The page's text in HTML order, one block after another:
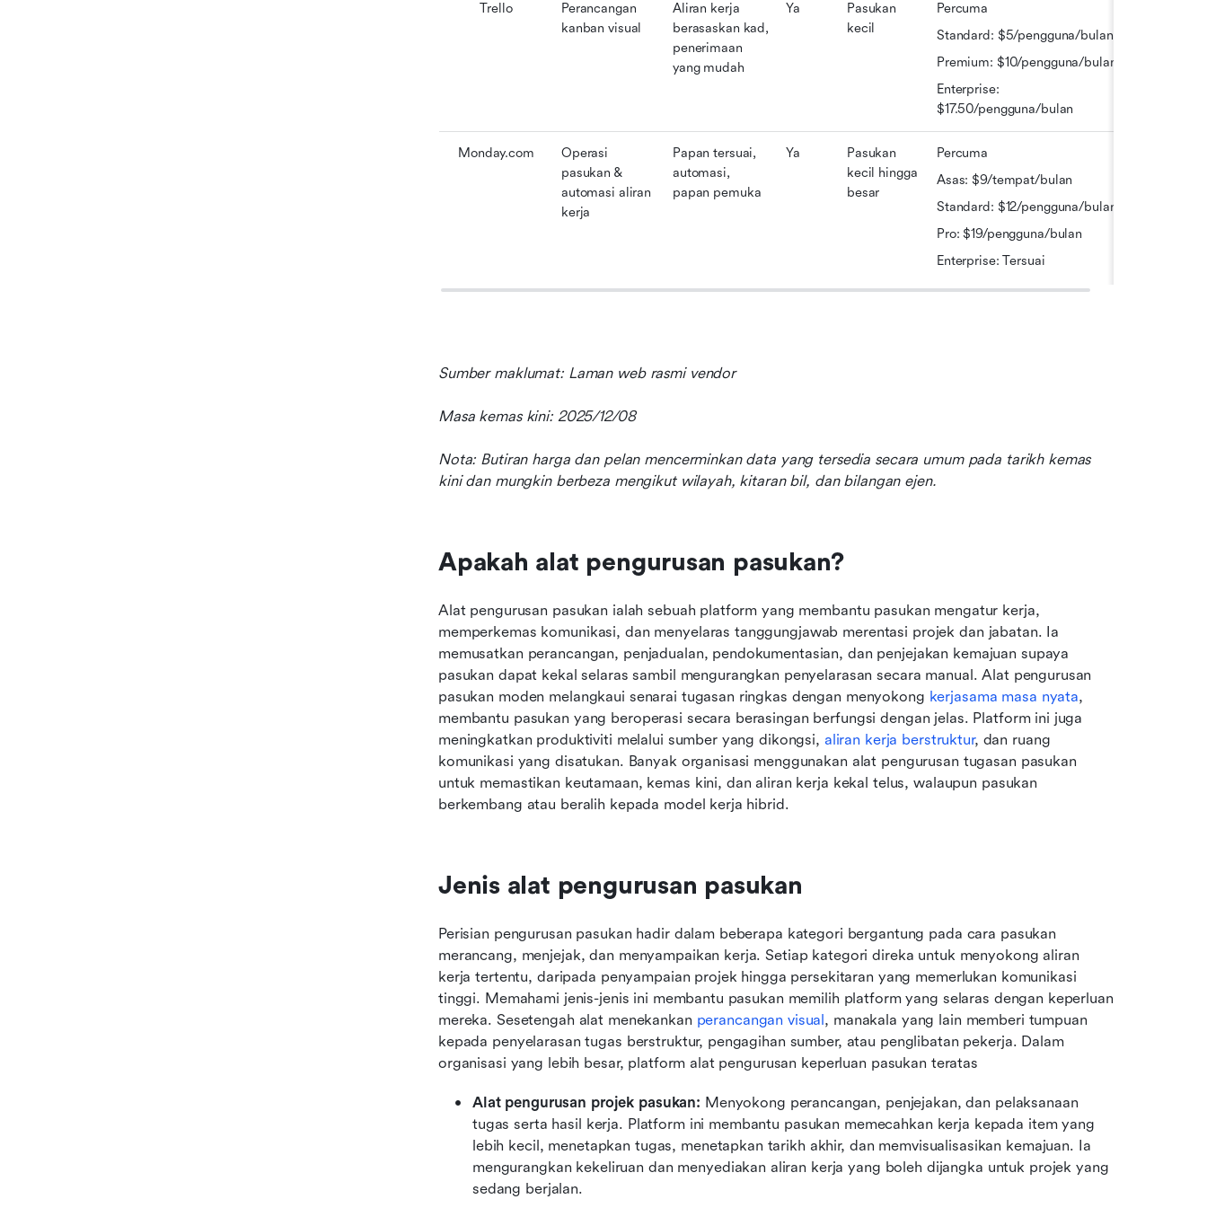
Trello
Perancangan
kanban visual
Aliran kerja
berasaskan kad,
penerimaan
yang mudah
Ya
Pasukan
kecil
Percuma
Standard: $5/pengguna/bulan
Premium: $10/pengguna/bulan
Enterprise:
$17.50/pengguna/bulan
Monday.com
Operasi
pasukan &
automasi aliran
kerja
Papan tersuai,
automasi,
papan pemuka
Ya
Pasukan
kecil hingga
besar
Percuma
Asas: $9/tempat/bulan
Standard: $12/pengguna/bulan
Pro: $19/pengguna/bulan
Enterprise: Tersuai
Sumber maklumat: Laman web rasmi vendor
Masa kemas kini: 2025/12/08
Nota: Butiran harga dan pelan mencerminkan data yang tersedia secara umum pada tarikh kemas
kini dan mungkin berbeza mengikut wilayah, kitaran bil, dan bilangan ejen.
Apakah alat pengurusan pasukan?
Alat pengurusan pasukan ialah sebuah platform yang membantu pasukan mengatur kerja,
memperkemas komunikasi, dan menyelaras tanggungjawab merentasi projek dan jabatan. Ia
memusatkan perancangan, penjadualan, pendokumentasian, dan penjejakan kemajuan supaya
pasukan dapat kekal selaras sambil mengurangkan penyelarasan secara manual. Alat pengurusan
pasukan moden melangkaui senarai tugasan ringkas dengan menyokong kerjasama masa nyata,
membantu pasukan yang beroperasi secara berasingan berfungsi dengan jelas. Platform ini juga
meningkatkan produktiviti melalui sumber yang dikongsi, aliran kerja berstruktur, dan ruang
komunikasi yang disatukan. Banyak organisasi menggunakan alat pengurusan tugasan pasukan
untuk memastikan keutamaan, kemas kini, dan aliran kerja kekal telus, walaupun pasukan
berkembang atau beralih kepada model kerja hibrid.
Jenis alat pengurusan pasukan
Perisian pengurusan pasukan hadir dalam beberapa kategori bergantung pada cara pasukan
merancang, menjejak, dan menyampaikan kerja. Setiap kategori direka untuk menyokong aliran
kerja tertentu, daripada penyampaian projek hingga persekitaran yang memerlukan komunikasi
tinggi. Memahami jenis-jenis ini membantu pasukan memilih platform yang selaras dengan keperluan
mereka. Sesetengah alat menekankan perancangan visual, manakala yang lain memberi tumpuan
kepada penyelarasan tugas berstruktur, pengagihan sumber, atau penglibatan pekerja. Dalam
organisasi yang lebih besar, platform alat pengurusan keperluan pasukan teratas
Alat pengurusan projek pasukan: Menyokong perancangan, penjejakan, dan pelaksanaan
tugas serta hasil kerja. Platform ini membantu pasukan memecahkan kerja kepada item yang
lebih kecil, menetapkan tugas, menetapkan tarikh akhir, dan memvisualisasikan kemajuan. Ia
mengurangkan kekeliruan dan menyediakan aliran kerja yang boleh dijangka untuk projek yang
sedang berjalan.